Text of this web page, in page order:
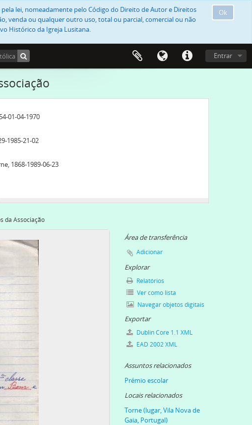
Ok
lei, nomeadamente pelo Código do Direito de Autor e Direitos
venda ou qualquer outro uso, total ou parcial, comercial ou não
Histórico da Igreja Lusitana.
Entrar
01-04-1970
1985-21-02
1868-1989-06-23
1975
07-10-1961-10-21
Escolas do Torne e do Prado], 1927-01-09-1967-08-07
da Associação
Área de transferência
Adicionar
Explorar
Relatórios
Ver como lista
Navegar objetos digitais
Exportar
Dublin Core 1.1 XML
EAD 2002 XML
Assuntos relacionados
Prémio escolar
Locais relacionados
Torne (lugar, Vila Nova de
Gaia, Portugal)